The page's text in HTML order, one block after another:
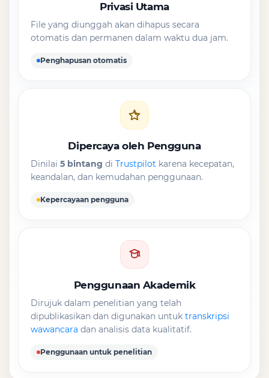
Privasi Utama
File yang diunggah akan dihapus secara
otomatis dan permanen dalam waktu dua jam.
Penghapusan otomatis
Dipercaya oleh Pengguna
Dinilai 5 bintang di Trustpilot karena kecepatan,
keandalan, dan kemudahan penggunaan.
Kepercayaan pengguna
Penggunaan Akademik
Dirujuk dalam penelitian yang telah
dipublikasikan dan digunakan untuk transkripsi
wawancara dan analisis data kualitatif.
Penggunaan untuk penelitian